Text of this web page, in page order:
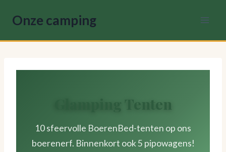
naarOnze camping
Glamping Tenten
10 sfeervolle BoerenBed-tenten op ons
boerenerf. Binnenkort ook 5 pipowagens!